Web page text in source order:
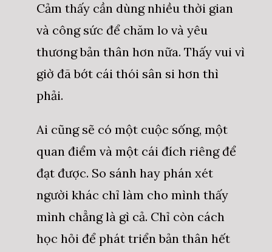
Cảm thấy cần dùng nhiều thời gian
và công sức để chăm lo và yêu
thương bản thân hơn nữa. Thấy vui vì
giờ đã bớt cái thói sân si hơn thì
phải.
Ai cũng sẽ có một cuộc sống, một
quan điểm và một cái đích riêng để
đạt được. So sánh hay phán xét
người khác chỉ làm cho mình thấy
mình chẳng là gì cả. Chỉ còn cách
học hỏi để phát triển bản thân hết